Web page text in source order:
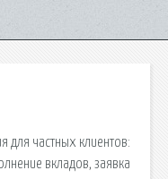
для частных клиентов:
вкладов, заявка